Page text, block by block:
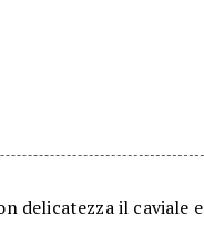
delicatezza il caviale e